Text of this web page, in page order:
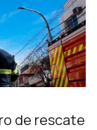
de rescate